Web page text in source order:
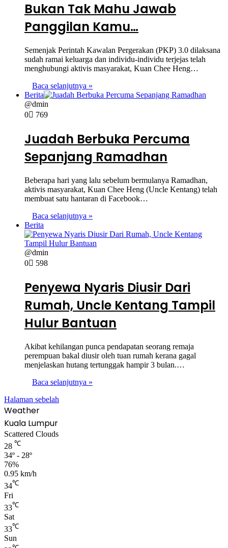
Bukan Tak Mahu Jawab
Panggilan Kamu…
Semenjak Perintah Kawalan Pergerakan (PKP) 3.0 dilaksana
sudah ramai keluarga dan individu-individu terjejas telah
menghubungi aktivis masyarakat, Kuan Chee Heng…
Baca selanjutnya »
Berita
@dmin
0
769
Juadah Berbuka Percuma
Sepanjang Ramadhan
Beberapa hari yang lalu sebelum bermulanya Ramadhan,
aktivis masyarakat, Kuan Chee Heng (Uncle Kentang) telah
membuat satu hantaran di Facebook…
Baca selanjutnya »
Berita
@dmin
0
598
Penyewa Nyaris Diusir Dari
Rumah, Uncle Kentang Tampil
Hulur Bantuan
Akibat kehilangan punca pendapatan seorang remaja
perempuan bakal diusir oleh tuan rumah kerana gagal
menjelaskan hutang tertunggak hampir 3 bulan.…
Baca selanjutnya »
Halaman sebelah
Weather
Kuala Lumpur
Scattered Clouds
28 ℃
34º - 28º
76%
0.95 km/h
34℃
Fri
33℃
Sat
33℃
Sun